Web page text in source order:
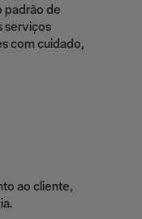
padrão de
serviços
com cuidado,
ao cliente,